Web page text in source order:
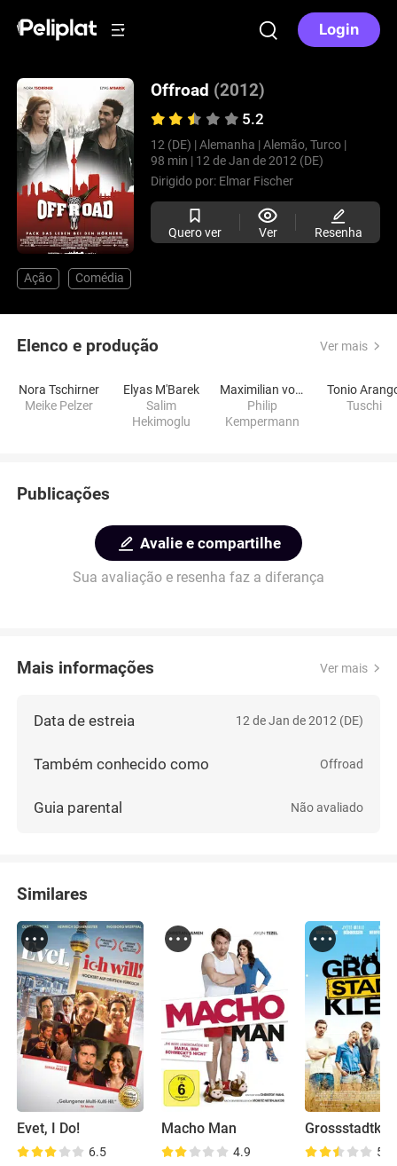
Login
Offroad (2012)
5.2
12 (DE) | Alemanha | Alemão, Turco |
98 min | 12 de Jan de 2012 (DE)
Dirigido por: Elmar Fischer
Quero ver Ver Resenha
Ação Comédia
Elenco e produção Ver mais
Nora Tschirner
Meike Pelzer
Elyas M'Barek
Salim
Hekimoglu
Maximilian von Pufendorf
Philip
Kempermann
Tonio
Tuschi
Publicações
Avalie e compartilhe
Sua avaliação e resenha faz a diferança
Mais informações Ver mais
Data de estreia 12 de Jan de 2012 (DE)
Também conhecido como Offroad
Guia parental Não avaliado
Similares
Evet, I Do!
6.5
Macho Man
4.9 5.3